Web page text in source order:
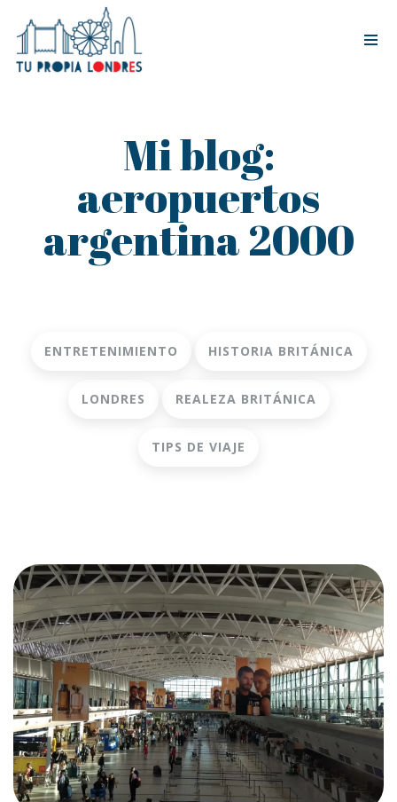
Mi blog:
aeropuertos
argentina 2000
ENTRETENIMIENTO HISTORIA BRITÁNICA
LONDRES REALEZA BRITÁNICA
TIPS DE VIAJE